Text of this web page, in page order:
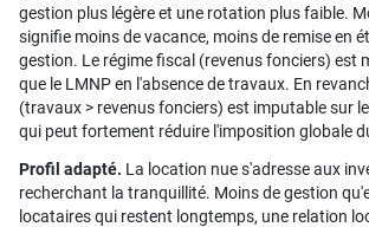
gestion plus légère et une rotation plus faible.
signifie moins de vacance, moins de remise en
gestion. Le régime fiscal (revenus fonciers) est
que le LMNP en l'absence de travaux. En
(travaux > revenus fonciers) est imputable sur
qui peut fortement réduire l'imposition globale
Profil adapté. La location nue s'adresse aux
recherchant la tranquillité. Moins de gestion
locataires qui restent longtemps, une relation